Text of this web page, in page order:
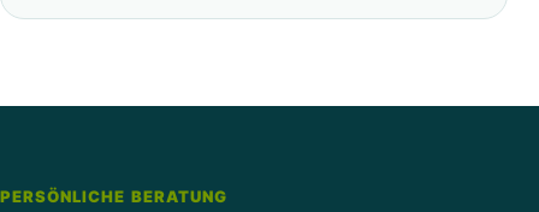
PERSÖNLICHE BERATUNG